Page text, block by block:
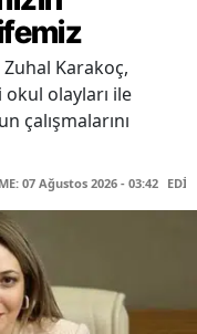
Karakoç,
okul olayları ile
çalışmalarını
07 Ağustos 2026 - 03:42